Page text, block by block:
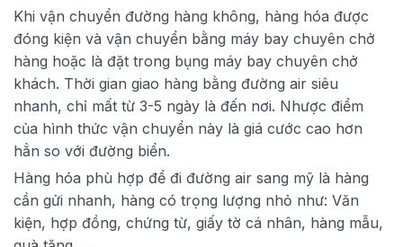
Khi vận chuyển đường hàng không, hàng hóa được
đóng kiện và vận chuyển bằng máy bay chuyên chở
hàng hoặc là đặt trong bụng máy bay chuyên chở
khách. Thời gian giao hàng bằng đường air siêu
nhanh, chỉ mất từ 3-5 ngày là đến nơi. Nhược điểm
của hình thức vận chuyển này là giá cước cao hơn
hẳn so với đường biển.
Hàng hóa phù hợp để đi đường air sang mỹ là hàng
cần gửi nhanh, hàng có trọng lượng nhỏ như: Văn
kiện, hợp đồng, chứng từ, giấy tờ cá nhân, hàng mẫu,